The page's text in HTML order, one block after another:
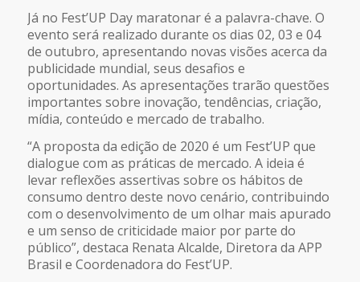
Já no Fest’UP Day maratonar é a palavra-chave. O
evento será realizado durante os dias 02, 03 e 04
de outubro, apresentando novas visões acerca da
publicidade mundial, seus desafios e
oportunidades. As apresentações trarão questões
importantes sobre inovação, tendências, criação,
mídia, conteúdo e mercado de trabalho.
“A proposta da edição de 2020 é um Fest’UP que
dialogue com as práticas de mercado. A ideia é
levar reflexões assertivas sobre os hábitos de
consumo dentro deste novo cenário, contribuindo
com o desenvolvimento de um olhar mais apurado
e um senso de criticidade maior por parte do
público”, destaca Renata Alcalde, Diretora da APP
Brasil e Coordenadora do Fest’UP.